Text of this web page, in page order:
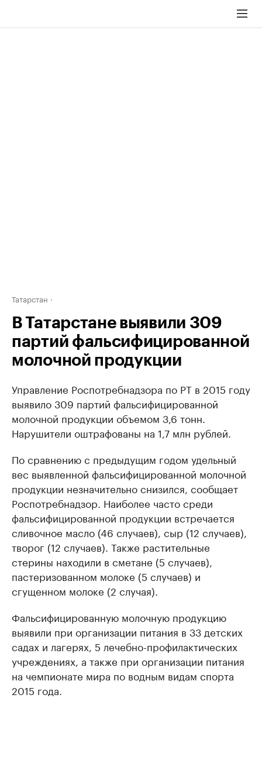
Татарстан
В Татарстане выявили 309
партий фальсифицированной
молочной продукции
Управление Роспотребнадзора по РТ в 2015 году
выявило 309 партий фальсифицированной
молочной продукции объемом 3,6 тонн.
Нарушители оштрафованы на 1,7 млн рублей.
По сравнению с предыдущим годом удельный
вес выявленной фальсифицированной молочной
продукции незначительно снизился, сообщает
Роспотребнадзор. Наиболее часто среди
фальсифицированной продукции встречается
сливочное масло (46 случаев), сыр (12 случаев),
творог (12 случаев). Также растительные
стерины находили в сметане (5 случаев),
пастеризованном молоке (5 случаев) и
сгущенном молоке (2 случая).
Фальсифицированную молочную продукцию
выявили при организации питания в 33 детских
садах и лагерях, 5 лечебно-профилактических
учреждениях, а также при организации питания
на чемпионате мира по водным видам спорта
2015 года.